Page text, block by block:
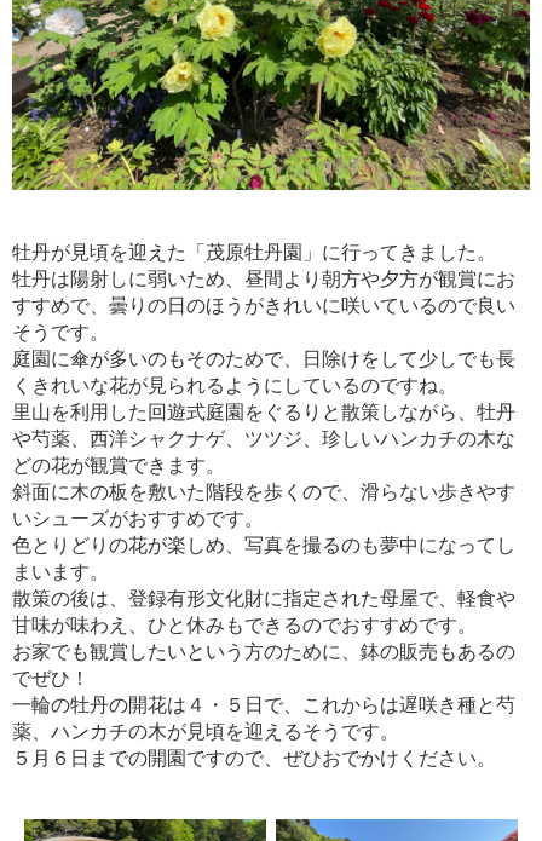
牡丹が見頃を迎えた「茂原牡丹園」に行ってきました。
牡丹は陽射しに弱いため、昼間より朝方や夕方が観賞にお
すすめで、曇りの日のほうがきれいに咲いているので良い
そうです。
庭園に傘が多いのもそのためで、日除けをして少しでも長
くきれいな花が見られるようにしているのですね。
里山を利用した回遊式庭園をぐるりと散策しながら、牡丹
や芍薬、西洋シャクナゲ、ツツジ、珍しいハンカチの木な
どの花が観賞できます。
斜面に木の板を敷いた階段を歩くので、滑らない歩きやす
いシューズがおすすめです。
色とりどりの花が楽しめ、写真を撮るのも夢中になってし
まいます。
散策の後は、登録有形文化財に指定された母屋で、軽食や
甘味が味わえ、ひと休みもできるのでおすすめです。
お家でも観賞したいという方のために、鉢の販売もあるの
でぜひ！
一輪の牡丹の開花は４・５日で、これからは遅咲き種と芍
薬、ハンカチの木が見頃を迎えるそうです。
５月６日までの開園ですので、ぜひおでかけください。